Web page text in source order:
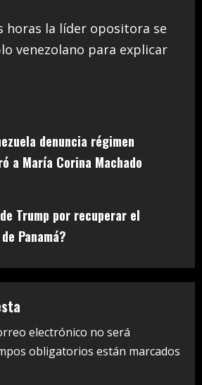
horas la líder opositora se
venezolano para explicar
denuncia régimen
a María Corina Machado
Trump por recuperar el
Panamá?
electrónico no será
obligatorios están marcados